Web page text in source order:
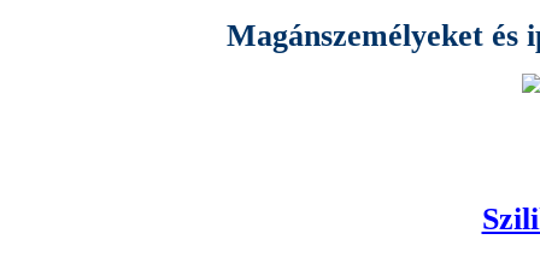
Magánszemélyeket és